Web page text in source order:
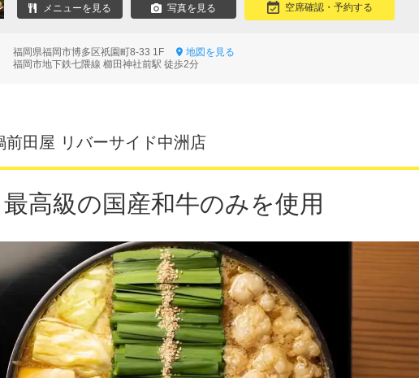
メニューを見る 写真を見る 空席確認・予約する
福岡県福岡市博多区祇園町8-33 1F
地図を見る
福岡市地下鉄七隈線 櫛田神社前駅 徒歩2分
前田屋 リバーサイド中洲店
最高級の国産和牛のみを使用